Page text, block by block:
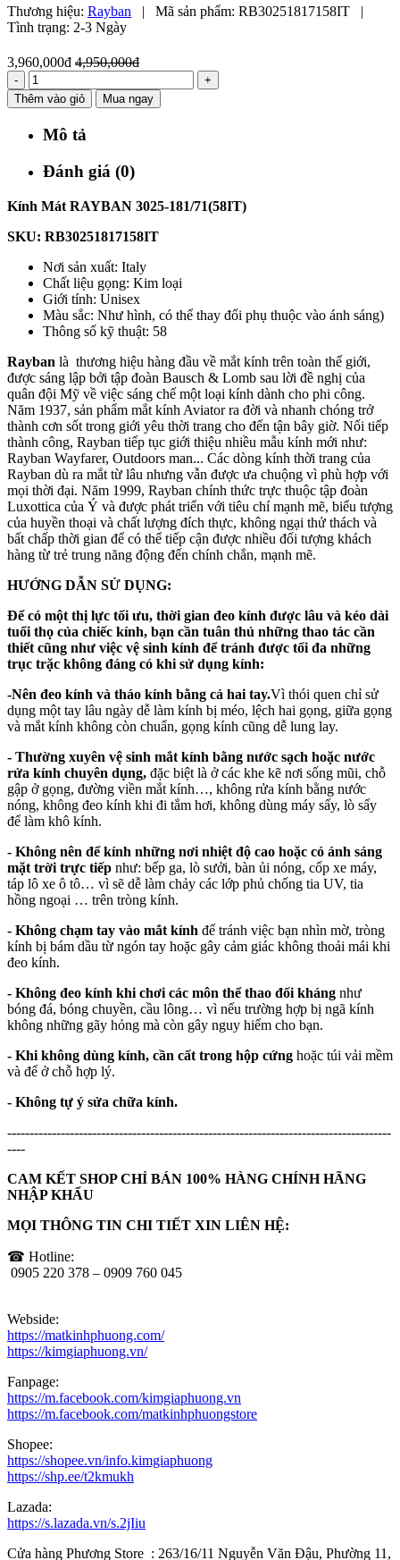
Thương hiệu: Rayban | Mã sản phẩm: RB30251817158IT
|
Tình trạng: 2-3 Ngày
3,960,000đ 4,950,000đ
-
+
Thêm vào giỏ
Mua ngay
Mô tả
Đánh giá (0)
Kính Mát RAYBAN 3025-181/71(58IT)
SKU: RB30251817158IT
Nơi sản xuất: Italy
Chất liệu gọng: Kim loại
Giới tính: Unisex
Màu sắc: Như hình, có thể thay đổi phụ thuộc vào ánh sáng)
Thông số kỹ thuật: 58
Rayban là thương hiệu hàng đầu về mắt kính trên toàn thế giới,
được sáng lập bởi tập đoàn Bausch & Lomb sau lời đề nghị của
quân đội Mỹ về việc sáng chế một loại kính dành cho phi công.
Năm 1937, sản phẩm mắt kính Aviator ra đời và nhanh chóng trở
thành cơn sốt trong giới yêu thời trang cho đến tận bây giờ. Nối tiếp
thành công, Rayban tiếp tục giới thiệu nhiều mẫu kính mới như:
Rayban Wayfarer, Outdoors man... Các dòng kính thời trang của
Rayban dù ra mắt từ lâu nhưng vẫn được ưa chuộng vì phù hợp với
mọi thời đại. Năm 1999, Rayban chính thức trực thuộc tập đoàn
Luxottica của Ý và được phát triển với tiêu chí mạnh mẽ, biểu tượng
của huyền thoại và chất lượng đích thực, không ngại thử thách và
bất chấp thời gian để có thể tiếp cận được nhiều đối tượng khách
hàng từ trẻ trung năng động đến chính chắn, mạnh mẽ.
HƯỚNG DẪN SỬ DỤNG:
Để có một thị lực tối ưu, thời gian đeo kính được lâu và kéo dài
tuổi thọ của chiếc kính, bạn cần tuân thủ những thao tác cần
thiết cũng như việc vệ sinh kính để tránh được tối đa những
trục trặc không đáng có khi sử dụng kính:
-Nên đeo kính và tháo kính bằng cả hai tay.Vì thói quen chỉ sử
dụng một tay lâu ngày dễ làm kính bị méo, lệch hai gọng, giữa gọng
và mắt kính không còn chuẩn, gọng kính cũng dễ lung lay.
- Thường xuyên vệ sinh mắt kính bằng nước sạch hoặc nước
rửa kính chuyên dụng, đặc biệt là ở các khe kẽ nơi sống mũi, chỗ
gập ở gọng, đường viền mắt kính…, không rửa kính bằng nước
nóng, không đeo kính khi đi tắm hơi, không dùng máy sấy, lò sấy
để làm khô kính.
- Không nên để kính những nơi nhiệt độ cao hoặc có ánh sáng
mặt trời trực tiếp như: bếp ga, lò sưởi, bàn ủi nóng, cốp xe máy,
táp lô xe ô tô… vì sẽ dễ làm chảy các lớp phủ chống tia UV, tia
hồng ngoại … trên tròng kính.
- Không chạm tay vào mắt kính để tránh việc bạn nhìn mờ, tròng
kính bị bám dầu từ ngón tay hoặc gây cảm giác không thoải mái khi
đeo kính.
- Không đeo kính khi chơi các môn thể thao đối kháng như
bóng đá, bóng chuyền, cầu lông… vì nếu trường hợp bị ngã kính
không những gãy hỏng mà còn gây nguy hiểm cho bạn.
- Khi không dùng kính, cần cất trong hộp cứng hoặc túi vải mềm
và để ở chỗ hợp lý.
- Không tự ý sửa chữa kính.
--------------------------------------------------------------------------------------
----
CAM KẾT SHOP CHỈ BÁN 100% HÀNG CHÍNH HÃNG
NHẬP KHẨU
MỌI THÔNG TIN CHI TIẾT XIN LIÊN HỆ:
☎ Hotline:
0905 220 378 – 0909 760 045
Webside:
https://matkinhphuong.com/
https://kimgiaphuong.vn/
Fanpage:
https://m.facebook.com/kimgiaphuong.vn
https://m.facebook.com/matkinhphuongstore
Shopee:
https://shopee.vn/info.kimgiaphuong
https://shp.ee/t2kmukh
Lazada:
https://s.lazada.vn/s.2jIiu
Cửa hàng Phương Store : 263/16/11 Nguyễn Văn Đậu, Phường 11,